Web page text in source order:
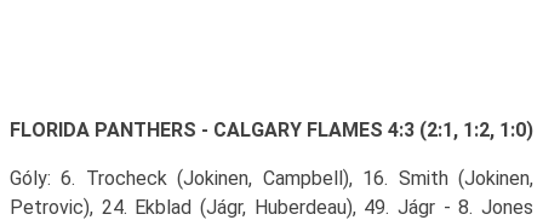
FLORIDA PANTHERS - CALGARY FLAMES 4:3 (2:1, 1:2, 1:0)
Góly: 6. Trocheck (Jokinen, Campbell), 16. Smith (Jokinen,
Petrovic), 24. Ekblad (Jágr, Huberdeau), 49. Jágr - 8. Jones